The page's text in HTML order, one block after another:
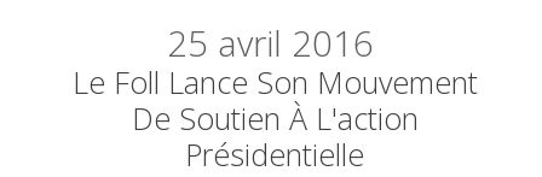
25 avril 2016
Le Foll Lance Son Mouvement
De Soutien À L'action
Présidentielle